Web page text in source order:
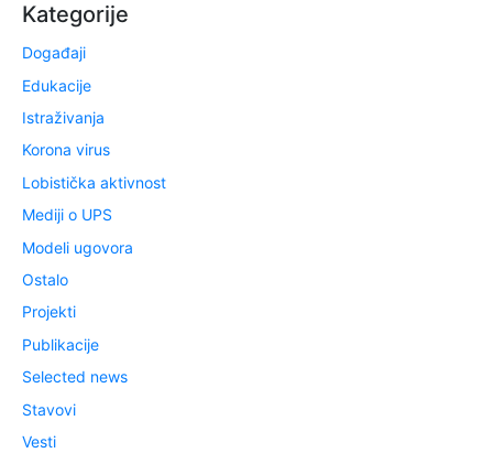
Kategorije
Događaji
Edukacije
Istraživanja
Korona virus
Lobistička aktivnost
Mediji o UPS
Modeli ugovora
Ostalo
Projekti
Publikacije
Selected news
Stavovi
Vesti